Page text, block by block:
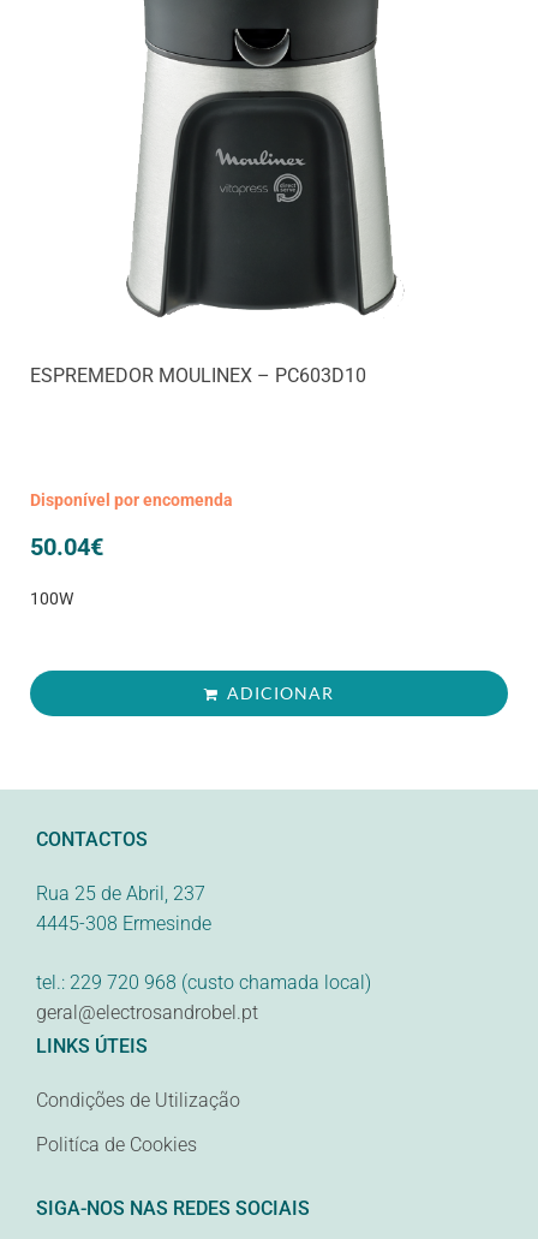
ESPREMEDOR MOULINEX – PC603D10
Disponível por encomenda
50.04€
100W
ADICIONAR
CONTACTOS
Rua 25 de Abril, 237
4445-308 Ermesinde
tel.: 229 720 968 (custo chamada local)
geral@electrosandrobel.pt
LINKS ÚTEIS
Condições de Utilização
Politíca de Cookies
SIGA-NOS NAS REDES SOCIAIS